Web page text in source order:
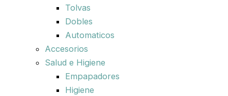
Tolvas
Dobles
Automaticos
Accesorios
Salud e Higiene
Empapadores
Higiene